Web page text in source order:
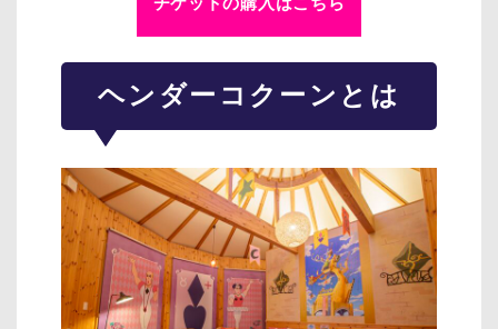
ヘンダーコクーンとは